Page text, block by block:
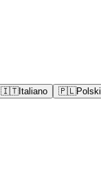
🇮🇹Italiano 🇵🇱Polski